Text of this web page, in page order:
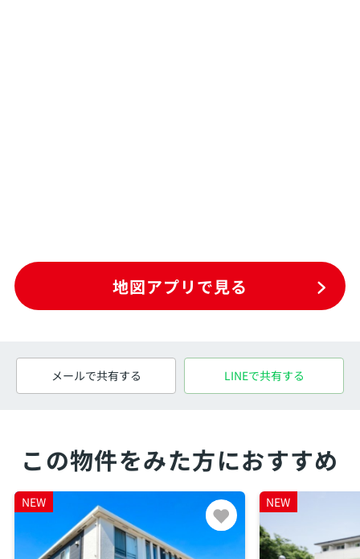
地図アプリで見る
メールで共有する LINEで共有する
この物件をみた方におすすめ
NEW NEW